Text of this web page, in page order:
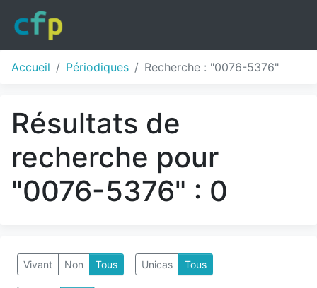
Accueil Périodiques Recherche : "0076-5376"
Résultats de
recherche pour
"0076-5376" : 0
Vivant Non Tous Unicas Tous